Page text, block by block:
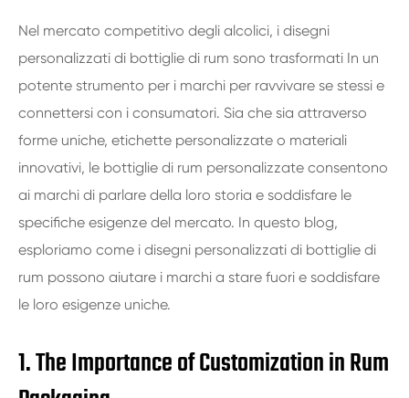
Nel mercato competitivo degli alcolici, i disegni
personalizzati di bottiglie di rum sono trasformati In un
potente strumento per i marchi per ravvivare se stessi e
connettersi con i consumatori. Sia che sia attraverso
forme uniche, etichette personalizzate o materiali
innovativi, le bottiglie di rum personalizzate consentono
ai marchi di parlare della loro storia e soddisfare le
specifiche esigenze del mercato. In questo blog,
esploriamo come i disegni personalizzati di bottiglie di
rum possono aiutare i marchi a stare fuori e soddisfare
le loro esigenze uniche.
1. The Importance of Customization in Rum